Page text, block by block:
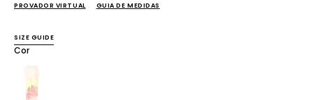
ououou
PROVADOR VIRTUAL GUIA DE MEDIDAS
SIZE GUIDE
Cor
Variante